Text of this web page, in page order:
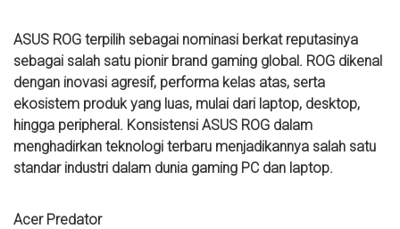
ASUS ROG terpilih sebagai nominasi berkat reputasinya
sebagai salah satu pionir brand gaming global. ROG dikenal
dengan inovasi agresif, performa kelas atas, serta
ekosistem produk yang luas, mulai dari laptop, desktop,
hingga peripheral. Konsistensi ASUS ROG dalam
menghadirkan teknologi terbaru menjadikannya salah satu
standar industri dalam dunia gaming PC dan laptop.
Acer Predator